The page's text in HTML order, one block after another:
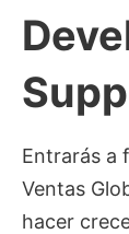
Entrarás a
Ventas
hacer